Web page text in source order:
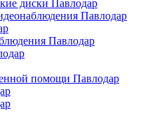
диски Павлодар
Павлодар
Павлодар
помощи Павлодар